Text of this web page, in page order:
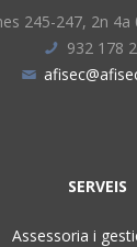
245-247, 2n
932 178
SERVEIS
Assessoria i